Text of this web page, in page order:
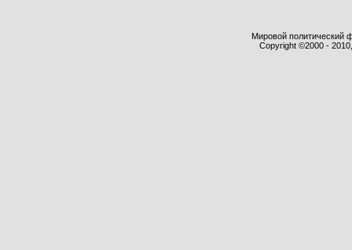
Мировой политический
Copyright ©2000 -